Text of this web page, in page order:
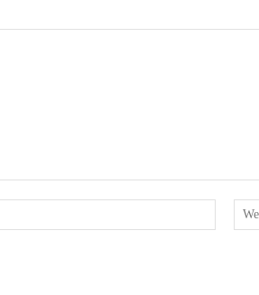
Email:*